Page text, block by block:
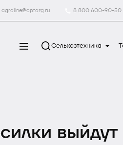
agroline@optorg.ru 8 800 600-90-50
Сельхозтехника